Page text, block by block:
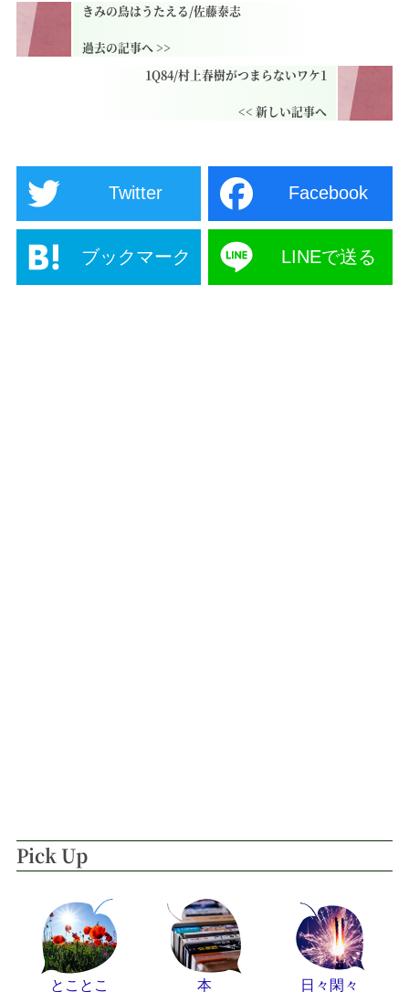
きみの鳥はうたえる/佐藤泰志
1Q84/村上春樹がつまらないワケ1
Twitter Facebook
ブックマーク LINEで送る
Pick Up
とことこ 本 日々閑々